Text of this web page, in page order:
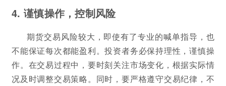
4. 谨慎操作，控制风险
期货交易风险较大，即使有了专业的喊单指导，也
不能保证每次都能盈利。投资者务必保持理性，谨慎操
作。在交易过程中，要时刻关注市场变化，根据实际情
况及时调整交易策略。同时，要严格遵守交易纪律，不